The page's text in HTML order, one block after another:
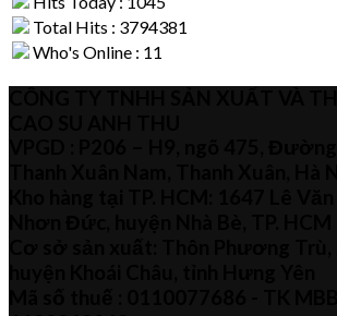
Total Hits : 3794381
Who's Online : 11